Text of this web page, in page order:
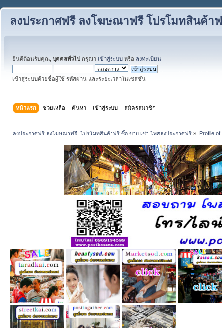
ลงประกาศฟรี ลงโฆษณาฟรี โปรโมทสินค้า
ยินดีต้อนรับคุณ, บุคคลทั่วไป กรุณา เข้าสู่ระบบ หรือ ลงทะเบียน
เข้าสู่ระบบด้วยชื่อผู้ใช้ รหัสผ่าน และระยะเวลาในเซสชั่น
หน้าแรก ช่วยเหลือ ค้นหา เข้าสู่ระบบ สมัครสมาชิก
ลงประกาศฟรี ลงโฆษณาฟรี  โปรโมทสินค้าฟรี ซื้อ ขาย เช่า โพสลงประกาศฟรี » Profile of